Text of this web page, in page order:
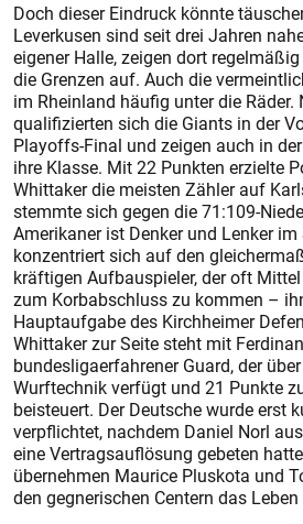
Doch dieser Eindruck könnte
Leverkusen sind seit drei Jahren
eigener Halle, zeigen dort
die Grenzen auf. Auch die
im Rheinland häufig unter die Räder.
qualifizierten sich die Giants in der
Playoffs-Final und zeigen auch in
ihre Klasse. Mit 22 Punkten erzielte
Whittaker die meisten Zähler auf
stemmte sich gegen die 71:109-
Amerikaner ist Denker und Lenker
konzentriert sich auf den
kräftigen Aufbauspieler, der oft
zum Korbabschluss zu kommen –
Hauptaufgabe des Kirchheimer
Whittaker zur Seite steht mit
bundesligaerfahrener Guard, der
Wurftechnik verfügt und 21 Punkte
beisteuert. Der Deutsche wurde erst
verpflichtet, nachdem Daniel Norl
eine Vertragsauflösung gebeten
übernehmen Maurice Pluskota und
den gegnerischen Centern das